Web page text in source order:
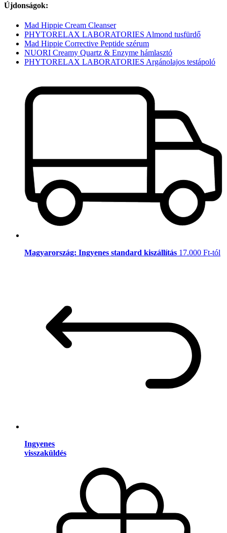
Újdonságok:
Mad Hippie Cream Cleanser
PHYTORELAX LABORATORIES Almond tusfürdő
Mad Hippie Corrective Peptide szérum
NUORI Creamy Quartz & Enzyme hámlasztó
PHYTORELAX LABORATORIES Argánolajos testápoló
Magyarország: Ingyenes standard kiszállítás 17.000 Ft-tól
Ingyenes
visszaküldés